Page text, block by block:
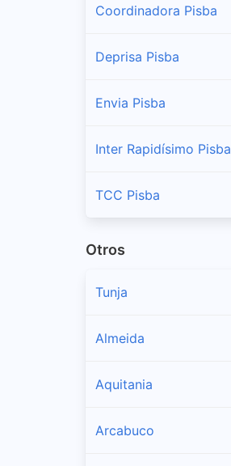
Coordinadora Pisba
Deprisa Pisba
Envia Pisba
Inter Rapidísimo Pisba
TCC Pisba
Otros
Tunja
Almeida
Aquitania
Arcabuco